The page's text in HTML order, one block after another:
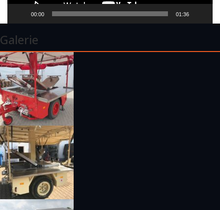
00:00 01:36
Galerie